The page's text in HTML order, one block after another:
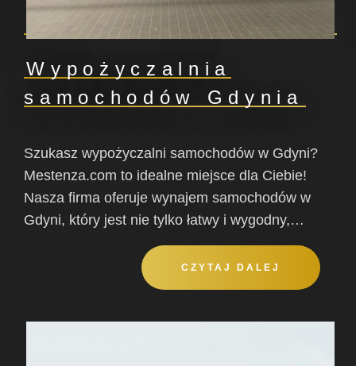
Wypożyczalnia
samochodów Gdynia
Szukasz wypożyczalni samochodów w Gdyni?
Mestenza.com to idealne miejsce dla Ciebie!
Nasza firma oferuje wynajem samochodów w
Gdyni, który jest nie tylko łatwy i wygodny,…
CZYTAJ DALEJ